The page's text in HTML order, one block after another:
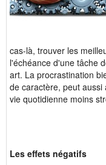
cas-là, trouver les
l'échéance d'une tâche
art. La procrastination
de caractère, peut
vie quotidienne moins
Les effets négatifs